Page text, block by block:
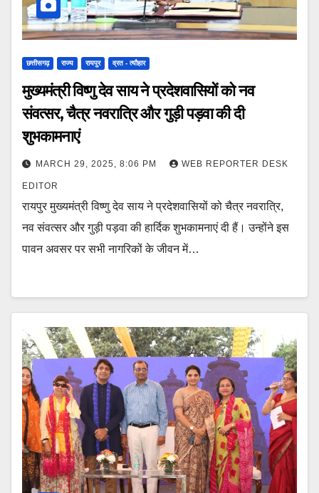
छत्तीसगढ़ राज्य रायपुर व्रत - त्यौहार
मुख्यमंत्री विष्णु देव साय ने प्रदेशवासियों को नव
संवत्सर, चैत्र नवरात्रि और गुड़ी पड़वा की दी
शुभकामनाएं
MARCH 29, 2025, 8:06 PM WEB REPORTER DESK
EDITOR
रायपुर मुख्यमंत्री विष्णु देव साय ने प्रदेशवासियों को चैत्र नवरात्रि,
नव संवत्सर और गुड़ी पड़वा की हार्दिक शुभकामनाएं दी हैं। उन्होंने इस
पावन अवसर पर सभी नागरिकों के जीवन में…